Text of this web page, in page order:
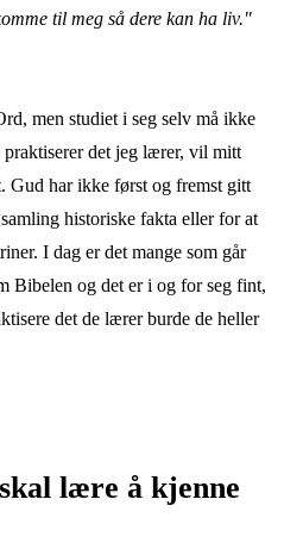
til meg så dere kan ha liv."
men studiet i seg selv må ikke
det jeg lærer, vil mitt
Gud har ikke først og fremst gitt
historiske fakta eller for at
I dag er det mange som går
Bibelen og det er i og for seg fint,
det de lærer burde de heller
lære å kjenne